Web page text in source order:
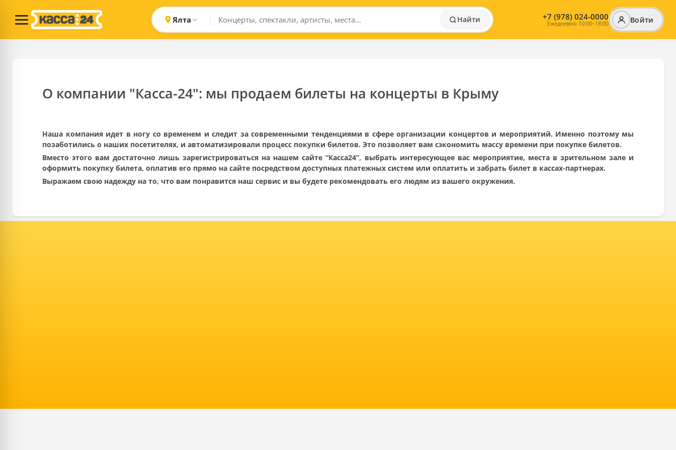
Ялта Найти +7 (978) 024-0000
Ежедневно 10:00–18:00 Войти
О компании "Касса-24": мы продаем билеты на концерты в Крыму
Наша компания идет в ногу со временем и следит за современными тенденциями в сфере организации концертов и мероприятий. Именно поэтому мы
позаботились о наших посетителях, и автоматизировали процесс покупки билетов. Это позволяет вам сэкономить массу времени при покупке билетов.
Вместо этого вам достаточно лишь зарегистрироваться на нашем сайте “Касса24”, выбрать интересующее вас мероприятие, места в зрительном зале и
оформить покупку билета, оплатив его прямо на сайте посредством доступных платежных систем или оплатить и забрать билет в кассах-партнерах.
Выражаем свою надежду на то, что вам понравится наш сервис и вы будете рекомендовать его людям из вашего окружения.